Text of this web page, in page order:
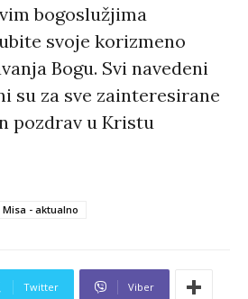
bogoslužjima
svoje korizmeno
Bogu. Svi navedeni
su za sve zainteresirane
pozdrav u Kristu
- aktualno
Twitter Viber